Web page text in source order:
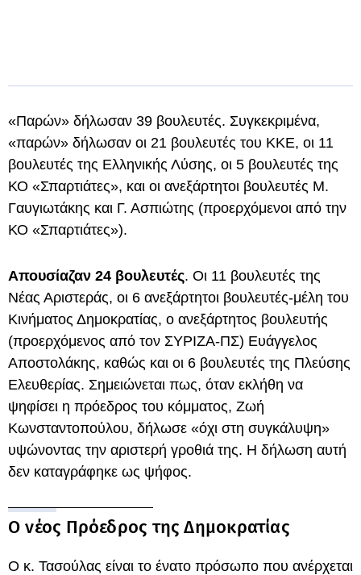
«Παρών» δήλωσαν 39 βουλευτές. Συγκεκριμένα,
«παρών» δήλωσαν οι 21 βουλευτές του ΚΚΕ, οι 11
βουλευτές της Ελληνικής Λύσης, οι 5 βουλευτές της
ΚΟ «Σπαρτιάτες», και οι ανεξάρτητοι βουλευτές Μ.
Γαυγιωτάκης και Γ. Ασπιώτης (προερχόμενοι από την
ΚΟ «Σπαρτιάτες»).
Απουσίαζαν 24 βουλευτές. Οι 11 βουλευτές της
Νέας Αριστεράς, οι 6 ανεξάρτητοι βουλευτές-μέλη του
Κινήματος Δημοκρατίας, ο ανεξάρτητος βουλευτής
(προερχόμενος από τον ΣΥΡΙΖΑ-ΠΣ) Ευάγγελος
Αποστολάκης, καθώς και οι 6 βουλευτές της Πλεύσης
Ελευθερίας. Σημειώνεται πως, όταν εκλήθη να
ψηφίσει η πρόεδρος του κόμματος, Ζωή
Κωνσταντοπούλου, δήλωσε «όχι στη συγκάλυψη»
υψώνοντας την αριστερή γροθιά της. Η δήλωση αυτή
δεν καταγράφηκε ως ψήφος.
Ο νέος Πρόεδρος της Δημοκρατίας
Ο κ. Τασούλας είναι το ένατο πρόσωπο που ανέρχεται